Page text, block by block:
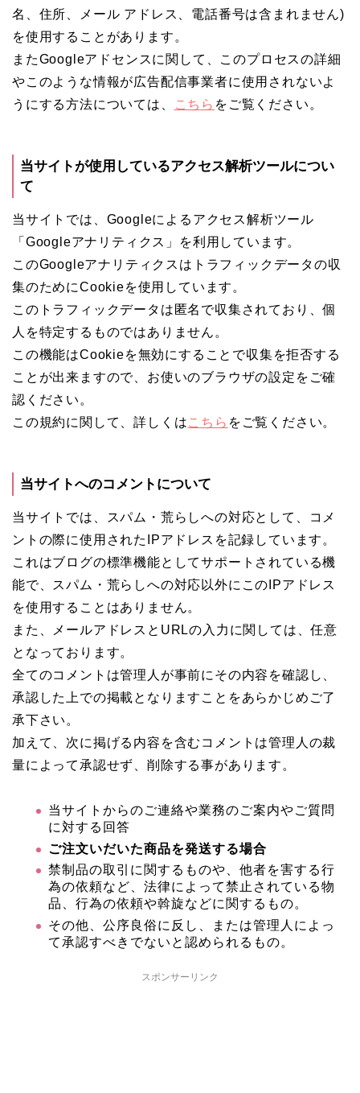
名、住所、メール アドレス、電話番号は含まれません)
を使用することがあります。
またGoogleアドセンスに関して、このプロセスの詳細
やこのような情報が広告配信事業者に使用されないよ
うにする方法については、
こちら をご覧ください。
当サイトが使用しているアクセス解析ツールについ
て
当サイトでは、Googleによるアクセス解析ツール
「Googleアナリティクス」を利用しています。
このGoogleアナリティクスはトラフィックデータの収
集のためにCookieを使用しています。
このトラフィックデータは匿名で収集されており、個
人を特定するものではありません。
この機能はCookieを無効にすることで収集を拒否する
ことが出来ますので、お使いのブラウザの設定をご確
認ください。
この規約に関して、詳しくはこちら をご覧ください。
当サイトへのコメントについて
当サイトでは、スパム・荒らしへの対応として、コメ
ントの際に使用されたIPアドレスを記録しています。
これはブログの標準機能としてサポートされている機
能で、スパム・荒らしへの対応以外にこのIPアドレス
を使用することはありません。
また、メールアドレスとURLの入力に関しては、任意
となっております。
全てのコメントは管理人が事前にその内容を確認し、
承認した上での掲載となりますことをあらかじめご了
承下さい。
加えて、次に掲げる内容を含むコメントは管理人の裁
量によって承認せず、削除する事があります。
当サイトからのご連絡や業務のご案内やご質問
に対する回答
ご注文いだいた商品を発送する場合
禁制品の取引に関するものや、他者を害する行
為の依頼など、法律によって禁止されている物
品、行為の依頼や斡旋などに関するもの。
その他、公序良俗に反し、または管理人によっ
て承認すべきでないと認められるもの。
スポンサーリンク